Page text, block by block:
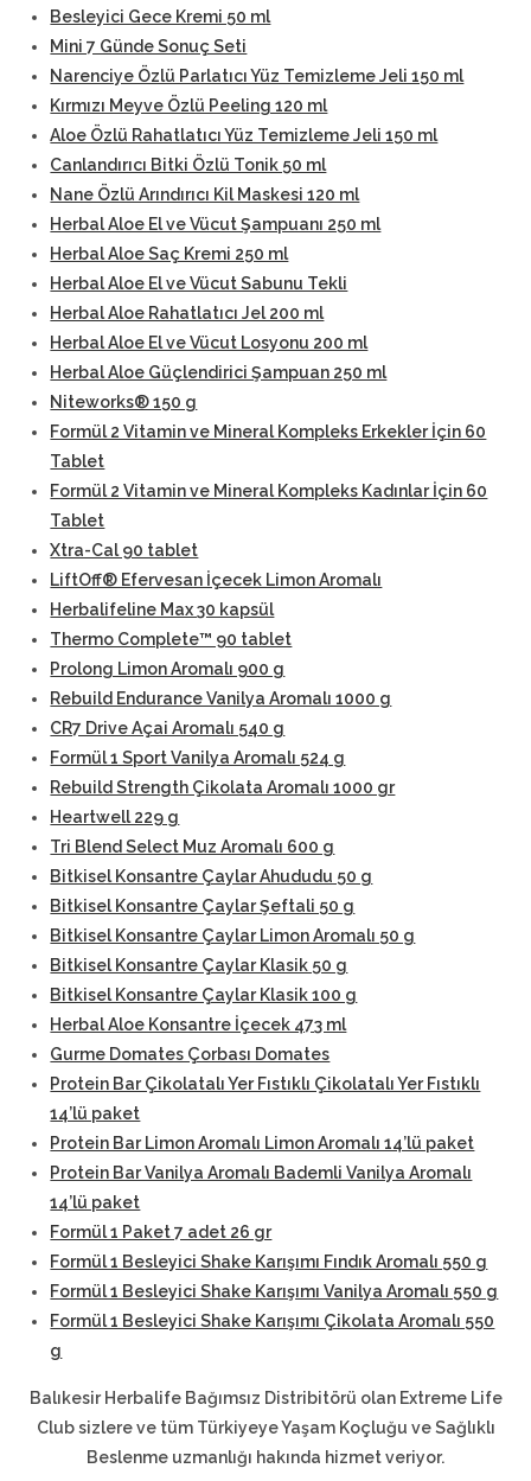
Besleyici Gece Kremi 50 ml
Mini 7 Günde Sonuç Seti
Narenciye Özlü Parlatıcı Yüz Temizleme Jeli 150 ml
Kırmızı Meyve Özlü Peeling 120 ml
Aloe Özlü Rahatlatıcı Yüz Temizleme Jeli 150 ml
Canlandırıcı Bitki Özlü Tonik 50 ml
Nane Özlü Arındırıcı Kil Maskesi 120 ml
Herbal Aloe El ve Vücut Şampuanı 250 ml
Herbal Aloe Saç Kremi 250 ml
Herbal Aloe El ve Vücut Sabunu Tekli
Herbal Aloe Rahatlatıcı Jel 200 ml
Herbal Aloe El ve Vücut Losyonu 200 ml
Herbal Aloe Güçlendirici Şampuan 250 ml
Niteworks® 150 g
Formül 2 Vitamin ve Mineral Kompleks Erkekler İçin 60
Tablet
Formül 2 Vitamin ve Mineral Kompleks Kadınlar İçin 60
Tablet
Xtra-Cal 90 tablet
LiftOff® Efervesan İçecek Limon Aromalı
Herbalifeline Max 30 kapsül
Thermo Complete™ 90 tablet
Prolong Limon Aromalı 900 g
Rebuild Endurance Vanilya Aromalı 1000 g
CR7 Drive Açai Aromalı 540 g
Formül 1 Sport Vanilya Aromalı 524 g
Rebuild Strength Çikolata Aromalı 1000 gr
Heartwell 229 g
Tri Blend Select Muz Aromalı 600 g
Bitkisel Konsantre Çaylar Ahududu 50 g
Bitkisel Konsantre Çaylar Şeftali 50 g
Bitkisel Konsantre Çaylar Limon Aromalı 50 g
Bitkisel Konsantre Çaylar Klasik 50 g
Bitkisel Konsantre Çaylar Klasik 100 g
Herbal Aloe Konsantre İçecek 473 ml
Gurme Domates Çorbası Domates
Protein Bar Çikolatalı Yer Fıstıklı Çikolatalı Yer Fıstıklı
14’lü paket
Protein Bar Limon Aromalı Limon Aromalı 14’lü paket
Protein Bar Vanilya Aromalı Bademli Vanilya Aromalı
14’lü paket
Formül 1 Paket 7 adet 26 gr
Formül 1 Besleyici Shake Karışımı Fındık Aromalı 550 g
Formül 1 Besleyici Shake Karışımı Vanilya Aromalı 550 g
Formül 1 Besleyici Shake Karışımı Çikolata Aromalı 550
g
Balıkesir Herbalife Bağımsız Distribitörü olan Extreme Life
Club sizlere ve tüm Türkiyeye Yaşam Koçluğu ve Sağlıklı
Beslenme uzmanlığı hakında hizmet veriyor.